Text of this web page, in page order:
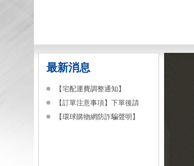
最新消息
【宅配運費調整通知】
【訂單注意事項】下單後請
【環球購物網防詐騙聲明】